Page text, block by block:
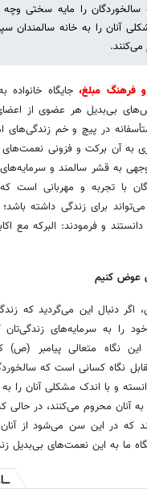
را مایه سختی
آنان را به خانه سالمندان
و فرهنگ مبلغ،جایگاه خانواده
بی‌بدیل هر عضوی از
در پیچ و خم زندگی‌های
به آن برکت و فزونی نعمت‌های
به قشر سالمند و سرمایه‌های
با تجربه و مهربانی است
برای زندگی داشته
و فرمودند: البرکه مع
عوض کنیم
اگر دنبال این می‌گردید که
خود را به سرمایه‌های
نگاه متعالی پیامبر (ص)
نگاه کسانی است که
و با اندک مشکلی آنان را
آنان محروم می‌کنند، در حالی
که در این سن می‌شود از
ما به این نعمت‌های بی‌بدیل